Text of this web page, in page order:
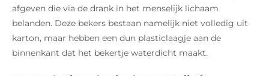
afgeven die via de drank in het menselijk lichaam
belanden. Deze bekers bestaan namelijk niet volledig uit
karton, maar hebben een dun plasticlaagje aan de
binnenkant dat het bekertje waterdicht maakt.